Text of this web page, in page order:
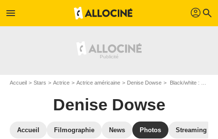
menu profil search
Accueil Stars Actrice Actrice américaine Denise Dowse Black/white : Photo Sherri Shepherd, Niecy Nash, JoNell Kennedy, Paula Newsome, Denise Dowse, Kevin Rodney Sullivan, Kimberly Scott
Denise Dowse
Accueil Filmographie News Photos Streaming